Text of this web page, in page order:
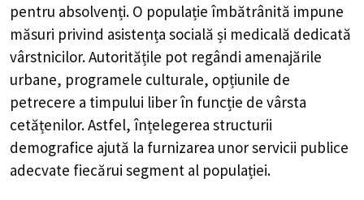
pentru absolvenți. O populație îmbătrânită impune
măsuri privind asistența socială și medicală dedicată
vârstnicilor. Autoritățile pot regândi amenajările
urbane, programele culturale, opțiunile de
petrecere a timpului liber în funcție de vârsta
cetățenilor. Astfel, înțelegerea structurii
demografice ajută la furnizarea unor servicii publice
adecvate fiecărui segment al populației.